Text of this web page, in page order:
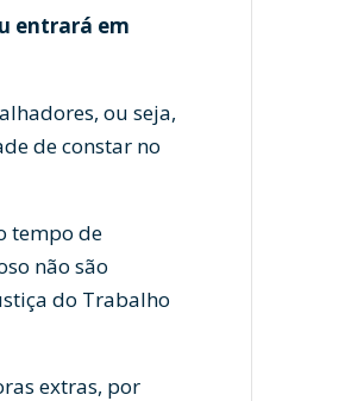
entrará em
ou seja,
de constar no
tempo de
não são
do Trabalho
extras, por